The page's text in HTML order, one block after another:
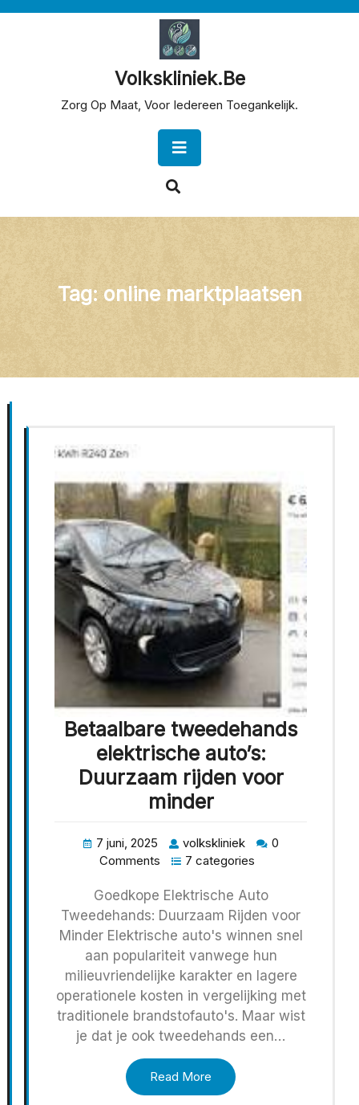
Volkskliniek.be
Zorg Op Maat, Voor Iedereen Toegankelijk.
Button
Tag: online marktplaatsen
Betaalbare tweedehands
elektrische auto’s:
Duurzaam rijden voor
minder
7 juni, 2025 volkskliniek
0
Comments
7 categories
Goedkope Elektrische Auto
Tweedehands: Duurzaam Rijden voor
Minder Elektrische auto's winnen snel
aan populariteit vanwege hun
milieuvriendelijke karakter en lagere
operationele kosten in vergelijking met
traditionele brandstofauto's. Maar wist
je dat je ook tweedehands een…
Read More